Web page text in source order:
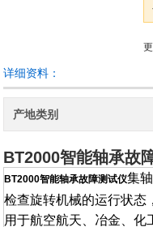
详细资料：
产地类别
BT2000智能轴承故
BT2000智能轴承故障测试仪集
检查旋转机械的运行状态
用于航空航天、冶金、化